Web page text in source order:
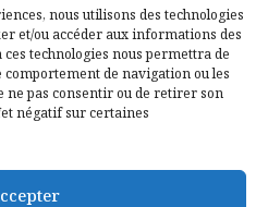
nous utilisons des technologies
et/ou accéder aux informations des
technologies nous permettra de
de navigation ou les
ne pas consentir ou de retirer son
négatif sur certaines